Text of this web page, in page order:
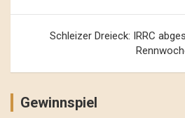
Schleizer Dreieck: IRRC
Gewinnspiel